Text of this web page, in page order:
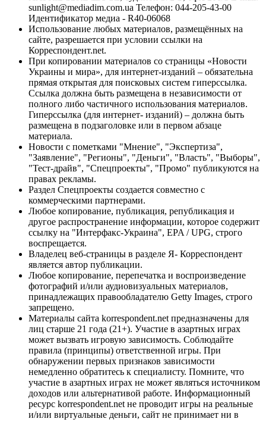
sunlight@mediadim.com.ua Телефон: 044-205-43-00
Идентификатор медиа - R40-06068
Использование любых материалов, размещённых на
сайте, разрешается при условии ссылки на
Корреспондент.net.
При копировании материалов со страницы «Новости
Украины и мира», для интернет-изданий – обязательна
прямая открытая для поисковых систем гиперссылка.
Ссылка должна быть размещена в независимости от
полного либо частичного использования материалов.
Гиперссылка (для интернет- изданий) – должна быть
размещена в подзаголовке или в первом абзаце
материала.
Новости с пометками "Мнение", "Экспертиза",
"Заявление", "Регионы", "Деньги", "Власть", "Выборы",
"Тест-драйв", "Спецпроекты", "Промо" публикуются на
правах рекламы.
Раздел Спецпроекты создается совместно с
коммерческими партнерами.
Любое копирование, публикация, републикация и
другое распространение информации, которое содержит
ссылку на "Интерфакс-Украина", EPA / UPG, строго
воспрещается.
Владелец веб-страницы в разделе Я- Корреспондент
является автор публикации.
Любое копирование, перепечатка и воспроизведение
фотографий и/или аудиовизуальных материалов,
принадлежащих правообладателю Getty Images, строго
запрещено.
Материалы сайта korrespondent.net предназначены для
лиц старше 21 года (21+). Участие в азартных играх
может вызвать игровую зависимость. Соблюдайте
правила (принципы) ответственной игры. При
обнаружении первых признаков зависимости
немедленно обратитесь к специалисту. Помните, что
участие в азартных играх не может являться источником
доходов или альтернативой работе. Информационный
ресурс korrespondent.net не проводит игры на реальные
и/или виртуальные деньги, сайт не принимает ни в